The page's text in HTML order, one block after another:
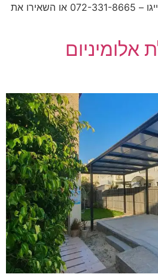
מחיר לפרגולה מדהימה?חייגו – 072-331-8665 או השאירו את